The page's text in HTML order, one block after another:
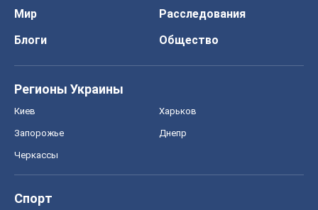
Мир
Расследования
Блоги
Общество
Регионы Украины
Киев Харьков
Запорожье Днепр
Черкассы
Спорт